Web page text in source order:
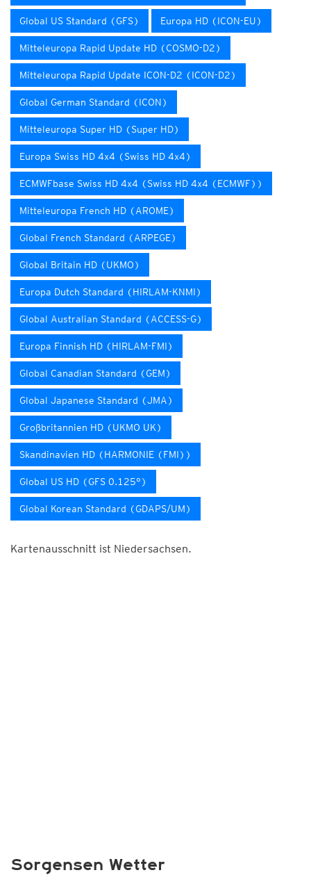
Global US Standard (GFS) Europa HD (ICON-EU)
Mitteleuropa Rapid Update HD (COSMO-D2)
Mitteleuropa Rapid Update ICON-D2 (ICON-D2)
Global German Standard (ICON)
Mitteleuropa Super HD (Super HD)
Europa Swiss HD 4x4 (Swiss HD 4x4)
ECMWFbase Swiss HD 4x4 (Swiss HD 4x4 (ECMWF))
Mitteleuropa French HD (AROME)
Global French Standard (ARPEGE)
Global Britain HD (UKMO)
Europa Dutch Standard (HIRLAM-KNMI)
Global Australian Standard (ACCESS-G)
Europa Finnish HD (HIRLAM-FMI)
Global Canadian Standard (GEM)
Global Japanese Standard (JMA)
Großbritannien HD (UKMO UK)
Skandinavien HD (HARMONIE (FMI))
Global US HD (GFS 0.125°)
Global Korean Standard (GDAPS/UM)
Kartenausschnitt ist Niedersachsen.
Sorgensen Wetter